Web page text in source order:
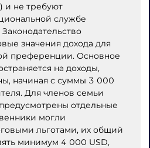
и не требуют
службе
значения дохода для
преференции. Основное
на доходы,
начиная с суммы 3 000
Для членов семьи
отдельные
могли
льготами, их общий
минимум 4 000 USD,